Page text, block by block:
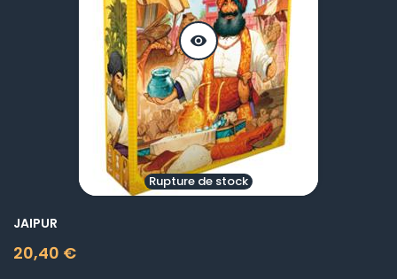
visibility
Rupture de stock
JAIPUR
20,40 €
Prix